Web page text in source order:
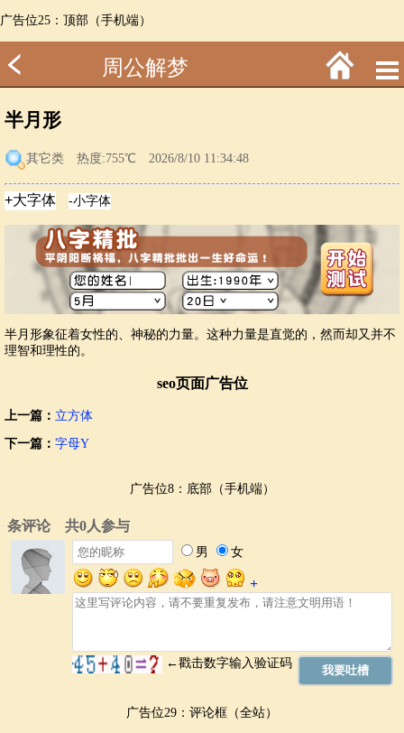
广告位25：顶部（手机端）
周公解梦
半月形
其它类 热度:755℃ 2026/8/10 11:34:48
半月形象征着女性的、神秘的力量。这种力量是直觉的，然而却又并不
理智和理性的。
seo页面广告位
上一篇： 立方体
下一篇： 字母Y
广告位8：底部（手机端）
广告位29：评论框（全站）